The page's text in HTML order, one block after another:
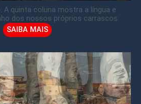
A quinta coluna mostra a língua e
dos nossos próprios carrascos
SAIBA MAIS